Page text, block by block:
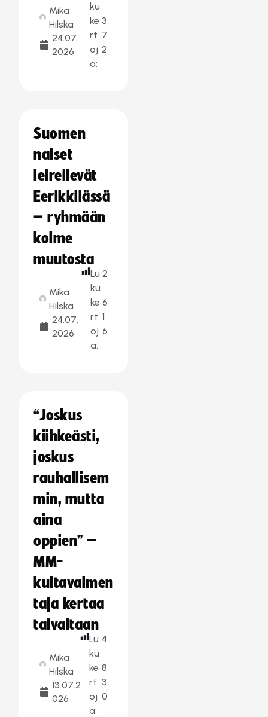
Mika
Hilska
24.07.
2026
ku
ke
rt
oj
a:
3
7
2
Suomen
naiset
leireilevät
Eerikkilässä
– ryhmään
kolme
muutosta
Mika
Hilska
24.07.
2026
Lu
ku
ke
rt
oj
a:
2
6
1
6
“Joskus
kiihkeästi,
joskus
rauhallisem
min, mutta
aina
oppien” –
MM-
kultavalmen
taja kertaa
taivaltaan
Mika
Hilska
13.07.2
026
Lu
ku
ke
rt
oj
a:
4
8
3
0